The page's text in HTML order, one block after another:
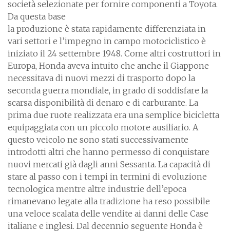
società selezionate per fornire componenti a Toyota.
Da questa base
la produzione è stata rapidamente differenziata in
vari settori e l’impegno in campo motociclistico è
iniziato il 24 settembre 1948. Come altri costruttori in
Europa, Honda aveva intuito che anche il Giappone
necessitava di nuovi mezzi di trasporto dopo la
seconda guerra mondiale, in grado di soddisfare la
scarsa disponibilità di denaro e di carburante. La
prima due ruote realizzata era una semplice bicicletta
equipaggiata con un piccolo motore ausiliario. A
questo veicolo ne sono stati successivamente
introdotti altri che hanno permesso di conquistare
nuovi mercati già dagli anni Sessanta. La capacità di
stare al passo con i tempi in termini di evoluzione
tecnologica mentre altre industrie dell’epoca
rimanevano legate alla tradizione ha reso possibile
una veloce scalata delle vendite ai danni delle Case
italiane e inglesi. Dal decennio seguente Honda è